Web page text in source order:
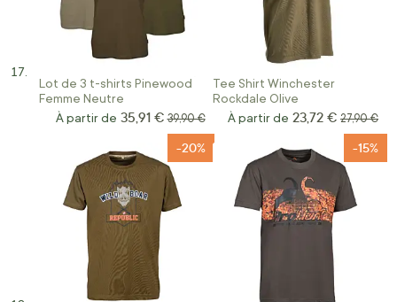
Lot de 3 t-shirts Pinewood
Femme Neutre
À partir de 35,91 € Prix normal
39,90 €
Tee Shirt Winchester
Rockdale Olive
À partir de 23,72 € Prix
27,90 €
-20% -15%